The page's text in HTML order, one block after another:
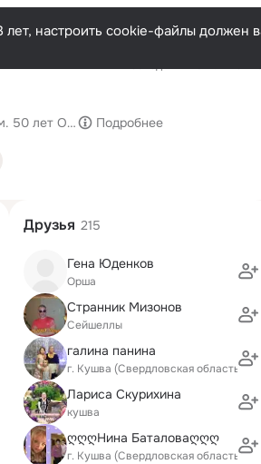
настроить cookie-файлы должен
50 лет ОктябряПодробнее
Друзья 215
Гена Юденков
Орша
Странник Мизонов
Сейшеллы
галина панина
г. Кушва (Свердловская область)
Лариса Скурихина
кушва
ღღღНина Баталоваღღღ
г. Кушва (Свердловская область)